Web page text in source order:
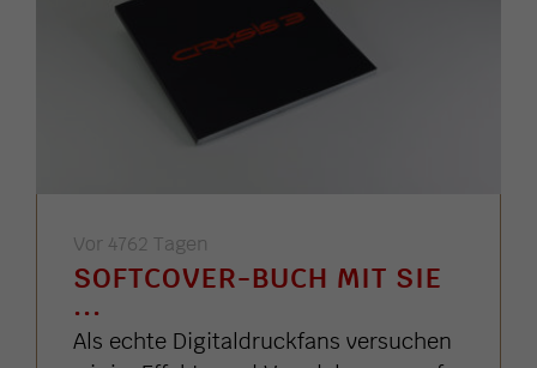
Vor 4762 Tagen
SOFTCOVER-BUCH MIT SIE
...
Als echte Digitaldruckfans versuchen